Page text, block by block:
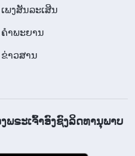
ເພງສັນລະເສີນ
ຄຳພະຍານ
ຂ່າວສານ
ຣະເຈົ້າອົງຊົງລິດທານຸພາບ